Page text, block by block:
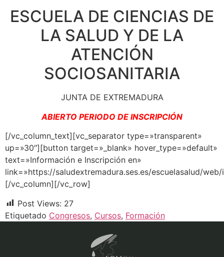
ESCUELA DE CIENCIAS DE
LA SALUD Y DE LA
ATENCIÓN
SOCIOSANITARIA
JUNTA DE EXTREMADURA
ABIERTO PERIODO DE INSCRIPCIÓN
[/vc_column_text][vc_separator type=»transparent»
up=»30″][button target=»_blank» hover_type=»default»
text=»Información e Inscripción en»
link=»https://saludextremadura.ses.es/escuelasalud/
[/vc_column][/vc_row]
Post Views: 27
Etiquetado Congresos, Cursos, Formación